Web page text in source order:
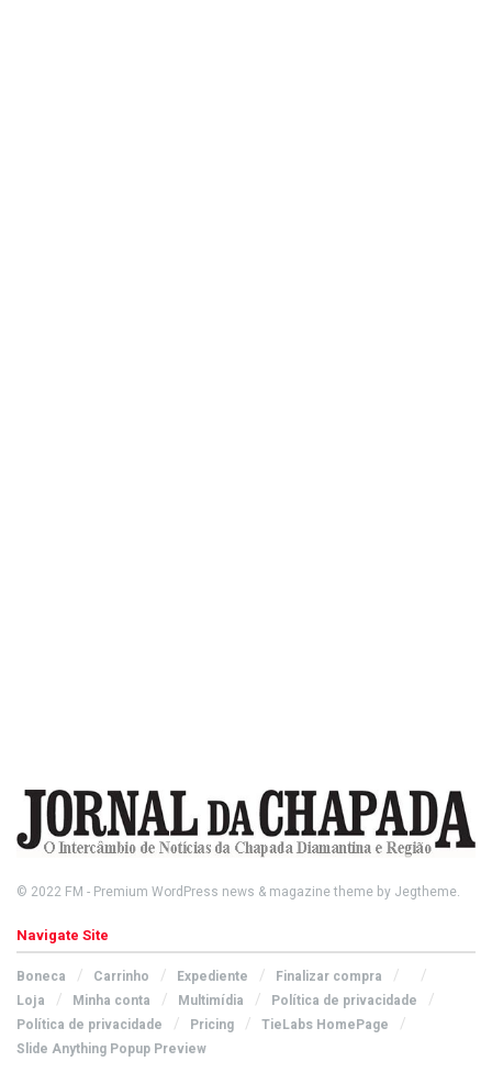
© 2022 FM - Premium WordPress news & magazine theme by Jegtheme.
Navigate Site
Boneca Carrinho Expediente
Finalizar compra
Loja
Minha conta Multimídia
Política de privacidade
Política de privacidade
Pricing
TieLabs HomePage
Slide Anything Popup Preview